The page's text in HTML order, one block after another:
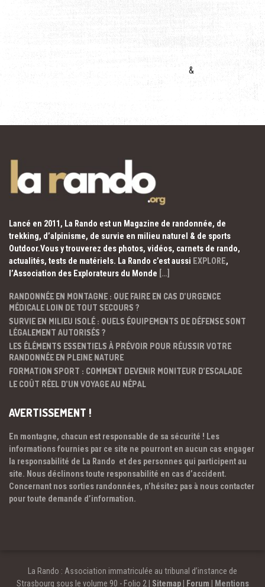
&
Lancé en 2011, La Rando est un Magazine de randonnée, de
trekking, d’alpinisme, de survie en milieu naturel & de sports
Outdoor.Vous y trouverez des photos, vidéos, carnets de rando,
actualités, tests de matériels. La Rando c’est aussi EXPLORE,
l’Association des Explorateurs du Monde […]
RANDONNÉE EN MONTAGNE : QUE FAIRE EN CAS D’URGENCE
MÉDICALE LOIN DE TOUT SECOURS ?
SURVIE EN MILIEU ISOLÉ : QUELS ÉQUIPEMENTS DE DÉFENSE SONT
LÉGALEMENT AUTORISÉS ?
LES ÉLÉMENTS ESSENTIELS À PRÉVOIR POUR RÉUSSIR VOTRE
RANDONNÉE EN PLEINE NATURE
FORMATION SPORT : COMMENT DEVENIR MONITEUR D’ESCALADE
LE COÛT RÉEL D’UN VOYAGE AU NÉPAL
AVERTISSEMENT !
En montagne, chacun est responsable de sa sécurité ! Les
informations fournies par ce site ne pourront en aucun cas engager
la responsabilité de La Rando et des personnes qui participent au
site. Nous déclinons toute responsabilité en cas d’accident.
Concernant nos sorties randonnées, n’hésitez pas à nous contacter
pour toute demande d’information.
La Rando : Association immatriculée au tribunal d’instance de
Strasbourg sous le volume 90 - Folio 2 | Sitemap| Forum Mentions